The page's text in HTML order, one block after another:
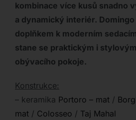
kombinace více kusů snadno
a dynamický interiér. Domingo
doplňkem k moderním
stane se praktickým i
obývacího pokoje.
Konstrukce:
– keramika Portoro – mat/
mat/ Colosseo / Taj Mahal